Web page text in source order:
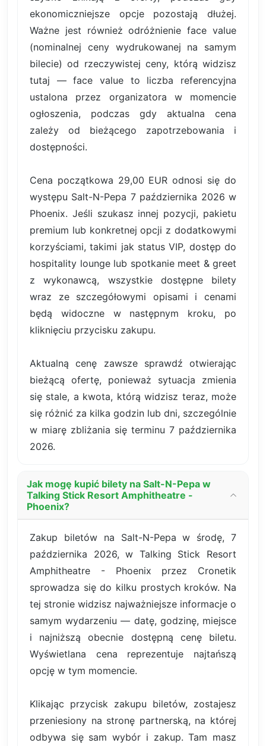
ekonomiczniejsze opcje pozostają dłużej.
Ważne jest również odróżnienie face value
(nominalnej ceny wydrukowanej na samym
bilecie) od rzeczywistej ceny, którą widzisz
tutaj — face value to liczba referencyjna
ustalona przez organizatora w momencie
ogłoszenia, podczas gdy aktualna cena
zależy od bieżącego zapotrzebowania i
dostępności.
Cena początkowa 29,00 EUR odnosi się do
występu Salt-N-Pepa 7 października 2026 w
Phoenix. Jeśli szukasz innej pozycji, pakietu
premium lub konkretnej opcji z dodatkowymi
korzyściami, takimi jak status VIP, dostęp do
hospitality lounge lub spotkanie meet & greet
z wykonawcą, wszystkie dostępne bilety
wraz ze szczegółowymi opisami i cenami
będą widoczne w następnym kroku, po
kliknięciu przycisku zakupu.
Aktualną cenę zawsze sprawdź otwierając
bieżącą ofertę, ponieważ sytuacja zmienia
się stale, a kwota, którą widzisz teraz, może
się różnić za kilka godzin lub dni, szczególnie
w miarę zbliżania się terminu 7 października
2026.
Jak mogę kupić bilety na Salt-N-Pepa w
Talking Stick Resort Amphitheatre -
Phoenix?
Zakup biletów na Salt-N-Pepa w środę, 7
października 2026, w Talking Stick Resort
Amphitheatre - Phoenix przez Cronetik
sprowadza się do kilku prostych kroków. Na
tej stronie widzisz najważniejsze informacje o
samym wydarzeniu — datę, godzinę, miejsce
i najniższą obecnie dostępną cenę biletu.
Wyświetlana cena reprezentuje najtańszą
opcję w tym momencie.
Klikając przycisk zakupu biletów, zostajesz
przeniesiony na stronę partnerską, na której
odbywa się sam wybór i zakup. Tam masz